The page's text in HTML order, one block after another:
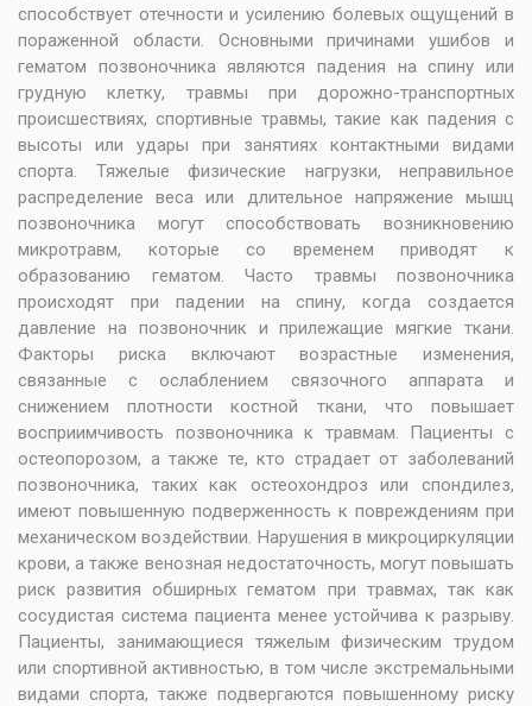
способствует отечности и усилению болевых ощущений в
пораженной области. Основными причинами ушибов и
гематом позвоночника являются падения на спину или
грудную клетку, травмы при дорожно-транспортных
происшествиях, спортивные травмы, такие как падения с
высоты или удары при занятиях контактными видами
спорта. Тяжелые физические нагрузки, неправильное
распределение веса или длительное напряжение мышц
позвоночника могут способствовать возникновению
микротравм, которые со временем приводят к
образованию гематом. Часто травмы позвоночника
происходят при падении на спину, когда создается
давление на позвоночник и прилежащие мягкие ткани.
Факторы риска включают возрастные изменения,
связанные с ослаблением связочного аппарата и
снижением плотности костной ткани, что повышает
восприимчивость позвоночника к травмам. Пациенты с
остеопорозом, а также те, кто страдает от заболеваний
позвоночника, таких как остеохондроз или спондилез,
имеют повышенную подверженность к повреждениям при
механическом воздействии. Нарушения в микроциркуляции
крови, а также венозная недостаточность, могут повышать
риск развития обширных гематом при травмах, так как
сосудистая система пациента менее устойчива к разрыву.
Пациенты, занимающиеся тяжелым физическим трудом
или спортивной активностью, в том числе экстремальными
видами спорта, также подвергаются повышенному риску